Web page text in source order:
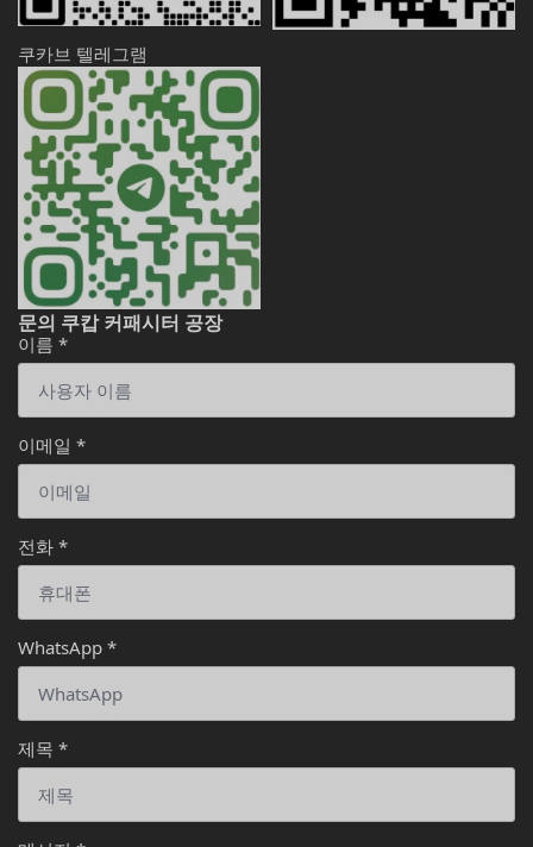
쿠카브 텔레그램
문의 쿠캅 커패시터 공장
이름 *
이메일 *
전화 *
WhatsApp *
제목 *